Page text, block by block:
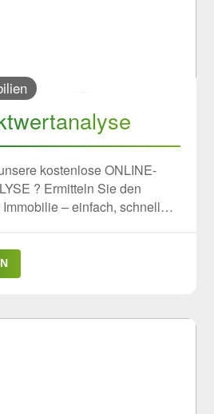
sind es gewohnt, Ihre Zeit
zu organisieren und zu
an einer langfristigen
freuen wir uns über Ihre
per Email an
kostenlose ONLINE-
Sie den
– einfach, schnell